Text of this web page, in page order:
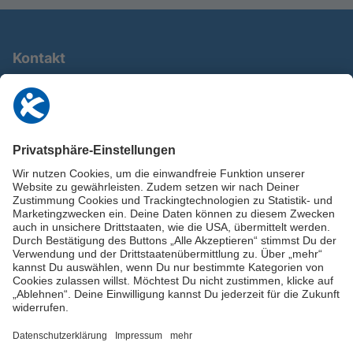
Kontakt
0911 / 9234 950
info@deutschland-im-plus.de
Impressum
Online-Schuldnerberatung
Stellen Sie hier Ihre Fragen und erhalten Sie kostenlos und umgehend
Informationen von unseren Schuldnerberater:innen.
Beratungshotline: 0800 / 5035851
Spendenkonto